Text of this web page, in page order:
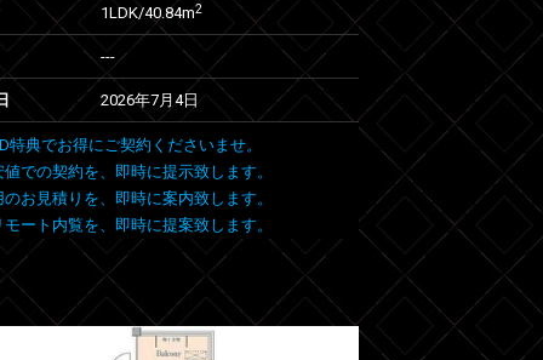
1LDK/40.84m2
---
2026年7月4日
特典でお得にご契約くださいませ。
での契約を、即時に提示致します。
お見積りを、即時に案内致します。
ート内覧を、即時に提案致します。